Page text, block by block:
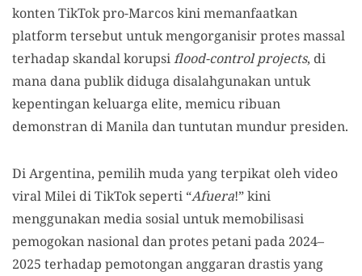
konten TikTok pro-Marcos kini memanfaatkan
platform tersebut untuk mengorganisir protes massal
terhadap skandal korupsiflood-control projects, di
mana dana publik diduga disalahgunakan untuk
kepentingan keluarga elite, memicu ribuan
demonstran di Manila dan tuntutan mundur presiden.
Di Argentina, pemilih muda yang terpikat oleh video
viral Milei di TikTok seperti “Afuera!” kini
menggunakan media sosial untuk memobilisasi
pemogokan nasional dan protes petani pada 2024–
2025 terhadap pemotongan anggaran drastis yang